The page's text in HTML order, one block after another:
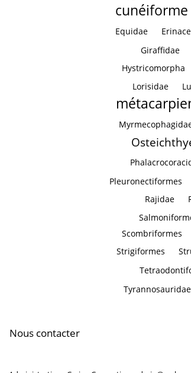
cunéiforme
Equidae
Giraffidae
Hystricomorpha
Lorisidae
Pleuronectiformes
Rajidae
Scombriformes
Strigiformes
Tyrannosauridae
Nous contacter